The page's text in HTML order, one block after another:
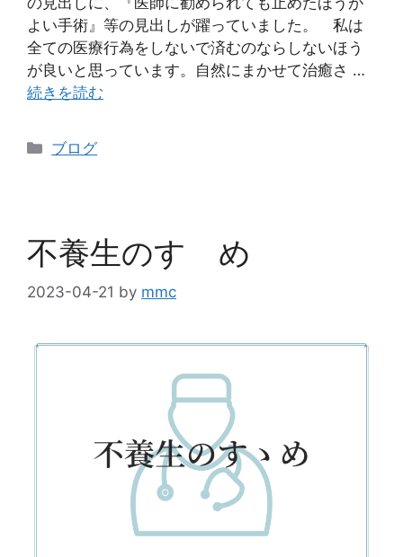
よい手術』等の見出しが躍っていました。 私は
全ての医療行為をしないで済むのならしないほう
が良いと思っています。自然にまかせて治癒さ …
続きを読む
ブログ
不養生のすゝめ
2023-04-21 by mmc